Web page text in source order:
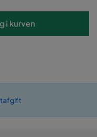
i kurven